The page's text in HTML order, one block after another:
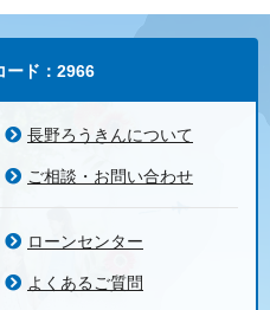
ード：2966
長野ろうきんについて
ご相談・お問い合わせ
ローンセンター
よくあるご質問